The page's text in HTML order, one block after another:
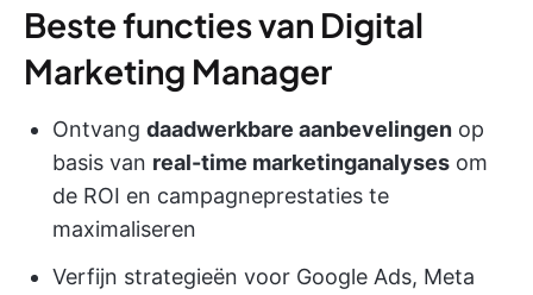
Beste functies van Digital
Marketing Manager
Ontvang daadwerkbare aanbevelingen op
basis van real-time marketinganalyses om
de ROI en campagneprestaties te
maximaliseren
Verfijn strategieën voor Google Ads, Meta